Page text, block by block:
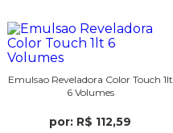
Emulsao Reveladora Color Touch 1lt
6 Volumes
por: R$ 112,59